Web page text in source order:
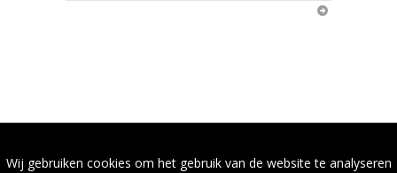
Wij gebruiken cookies om het gebruik van de website te analyseren